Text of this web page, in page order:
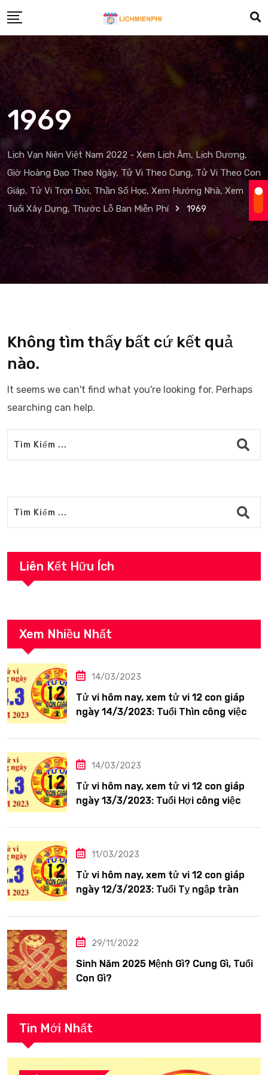
to
content
1969
Lịch Vạn Niên Việt Nam 2022 - Xem Lịch Âm, Lịch Dương,
Giờ Hoàng Đạo Theo Ngày, Tử Vi Theo Cung, Tử Vi Theo Con
Giáp, Tử Vi Trọn Đời, Thần Số Học, Xem Hướng Nhà, Xem
Tuổi Xây Dựng, Thước Lỗ Ban Miễn Phí
1969
Không tìm thấy bất cứ kết quả
nào.
It seems we can't find what you're looking for. Perhaps
searching can help.
Liên Kết Hữu Ích
Xem Nhiều Nhất
14/03/2023
Tử vi hôm nay, xem tử vi 12 con giáp
ngày 14/3/2023: Tuổi Thìn công việc
14/03/2023
Tử vi hôm nay, xem tử vi 12 con giáp
ngày 13/3/2023: Tuổi Hợi công việc
11/03/2023
Tử vi hôm nay, xem tử vi 12 con giáp
ngày 12/3/2023: Tuổi Tỵ ngập tràn
29/11/2022
Sinh Năm 2025 Mệnh Gì? Cung Gì, Tuổi
Con Gì?
Tin Mới Nhất